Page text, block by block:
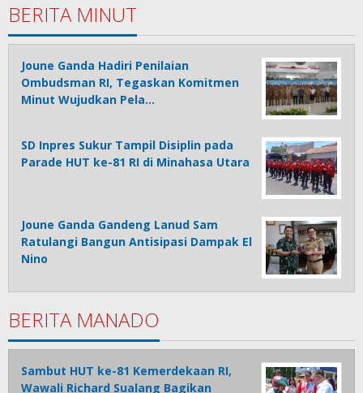
BERITA MINUT
Joune Ganda Hadiri Penilaian
Ombudsman RI, Tegaskan Komitmen
Minut Wujudkan Pela…
SD Inpres Sukur Tampil Disiplin pada
Parade HUT ke-81 RI di Minahasa Utara
Joune Ganda Gandeng Lanud Sam
Ratulangi Bangun Antisipasi Dampak El
Nino
BERITA MANADO
Sambut HUT ke-81 Kemerdekaan RI,
Wawali Richard Sualang Bagikan